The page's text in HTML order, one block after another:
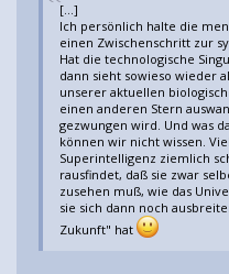
[...]
Ich persönlich halte die
einen Zwischenschritt zur
Hat die technologische
dann sieht sowieso wieder
unserer aktuellen
einen anderen Stern
gezwungen wird. Und was
können wir nicht wissen.
Superintelligenz ziemlich
rausfindet, daß sie zwar
zusehen muß, wie das
sie sich dann noch
Zukunft" hat